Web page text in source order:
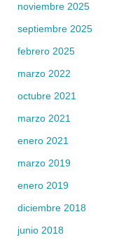
noviembre 2025
septiembre 2025
febrero 2025
marzo 2022
octubre 2021
marzo 2021
enero 2021
marzo 2019
enero 2019
diciembre 2018
junio 2018